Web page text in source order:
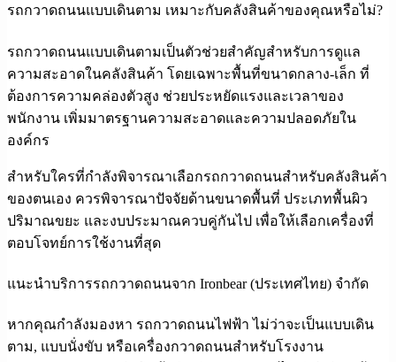
รถกวาดถนนแบบเดินตาม เหมาะกับคลังสินค้าของคุณหรือไม่?
รถกวาดถนนแบบเดินตามเป็นตัวช่วยสำคัญสำหรับการดูแล
ความสะอาดในคลังสินค้า โดยเฉพาะพื้นที่ขนาดกลาง-เล็ก ที่
ต้องการความคล่องตัวสูง ช่วยประหยัดแรงและเวลาของ
พนักงาน เพิ่มมาตรฐานความสะอาดและความปลอดภัยใน
องค์กร
สำหรับใครที่กำลังพิจารณาเลือกรถกวาดถนนสำหรับคลังสินค้า
ของตนเอง ควรพิจารณาปัจจัยด้านขนาดพื้นที่ ประเภทพื้นผิว
ปริมาณขยะ และงบประมาณควบคู่กันไป เพื่อให้เลือกเครื่องที่
ตอบโจทย์การใช้งานที่สุด
แนะนำบริการรถกวาดถนนจาก Ironbear (ประเทศไทย) จำกัด
หากคุณกำลังมองหา รถกวาดถนนไฟฟ้า ไม่ว่าจะเป็นแบบเดิน
ตาม, แบบนั่งขับ หรือเครื่องกวาดถนนสำหรับโรงงาน